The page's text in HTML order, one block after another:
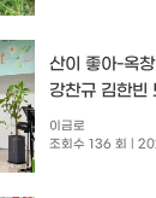
산이 좋아-옥
강찬규 김한빈
이금로
조회수 136 회
|